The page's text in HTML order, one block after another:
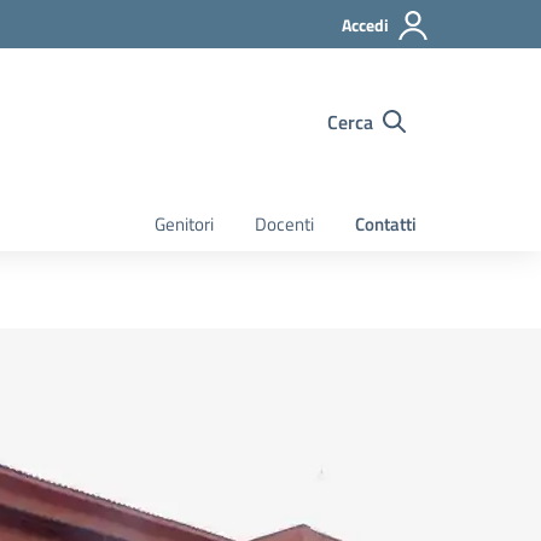
Accedi
Cerca
Genitori Docenti Contatti